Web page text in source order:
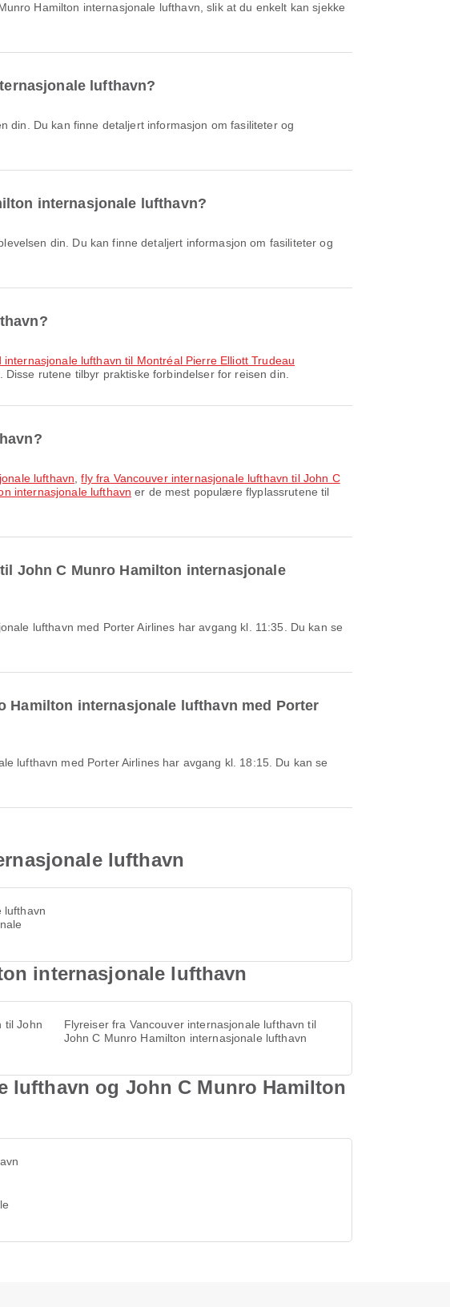
lufthavn?
internasjonale lufthavn?
lufthavn til Montréal Pierre Elliott Trudeau
rutene tilbyr praktiske forbindelser for reisen din.
lufthavn ,fly fra Vancouver internasjonale lufthavn til John C
internasjonale lufthavn er de mest populære flyplassrutene til
John C Munro Hamilton internasjonale
Hamilton internasjonale lufthavn med Porter
lufthavn
lufthavn
internasjonale lufthavn
til John
Flyreiser fra Vancouver internasjonale lufthavn til
John C Munro Hamilton internasjonale lufthavn
lufthavn og John C Munro Hamilton